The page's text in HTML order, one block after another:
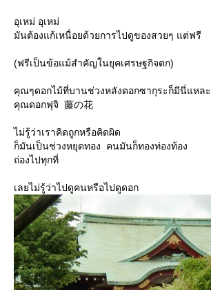
อุเหม่ อุเหม่
มันต้องแก้เหนื่อยด้วยการไปดูของสวยๆ แต่ฟรี
(ฟรีเป็นข้อแม้สำคัญในยุคเศรษฐกิจตก)
คุณๆดอกไม้ที่บานช่วงหลังดอกซากุระก็มีนี่แหละ
คุณดอกฟุจิ 藤の花
ไม่รู้ว่าเราคิดถูกหรือคิดผิด
ก็มันเป็นช่วงหยุดทอง คนมันก็ทองท่องท้อง
ถ่องไปทุกที่
เลยไม่รู้ว่าไปดูคนหรือไปดูดอก